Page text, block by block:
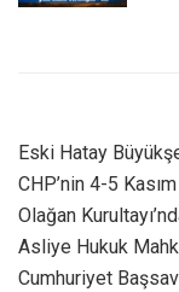
Eski Hatay
CHP’nin 4-5
Olağan
Asliye Hukuk
Cumhuriyet